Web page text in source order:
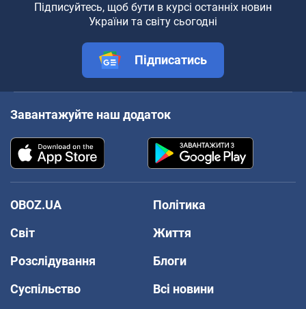
Підписуйтесь, щоб бути в курсі останніх новин
України та світу сьогодні
Підписатись
Завантажуйте наш додаток
OBOZ.UA
Політика
Світ
Життя
Розслідування
Блоги
Суспільство
Всі новини